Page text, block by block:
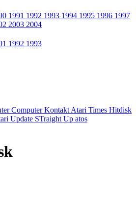
1991 1992 1993 1994 1995 1996 1997
2003 2004
1992 1993
Computer Kontakt Atari Times Hitdisk
Update STraight Up atos